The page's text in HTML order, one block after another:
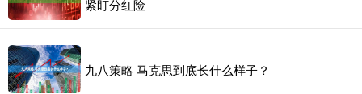
紧盯分红险
九八策略 马克思到底长什么样子？